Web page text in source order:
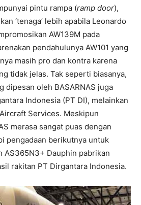
pintu rampa (ramp door),
‘tenaga’ lebih apabila Leonardo
AW139M pada
pendahulunya AW101 yang
masih pro dan kontra karena
tidak jelas. Tak seperti biasanya,
dipesan oleh BASARNAS juga
Indonesia (PT DI), melainkan
Services. Meskipun
merasa sangat puas dengan
pengadaan berikutnya untuk
AS365N3+ Dauphin pabrikan
rakitan PT Dirgantara Indonesia.